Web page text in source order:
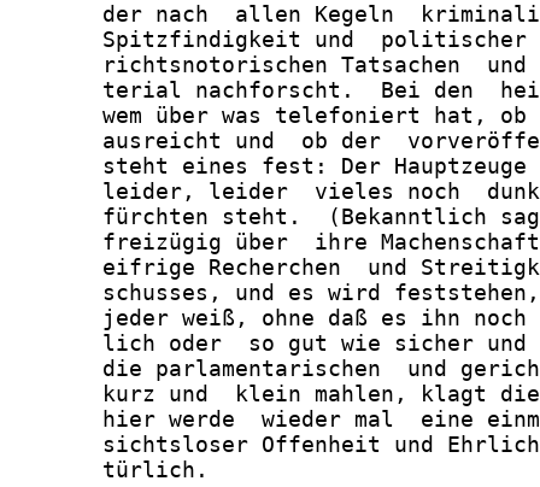
der nach  allen Kegeln
Spitzfindigkeit und
richtsnotorischen Tatsachen
terial nachforscht.  Bei den
wem über was telefoniert hat,
ausreicht und  ob der
steht eines fest: Der
leider, leider  vieles noch
fürchten steht.  (Bekanntlich
freizügig über  ihre
eifrige Recherchen  und
schusses, und es wird
jeder weiß, ohne daß es ihn
lich oder  so gut wie sicher
die parlamentarischen  und
kurz und  klein mahlen, klagt
hier werde  wieder mal  eine
sichtsloser Offenheit und
       türlich.